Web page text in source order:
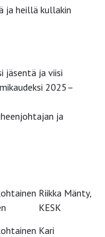
ja heillä kullakin
jäsentä ja viisi
2025–
ja
Riikka Mänty,
KESK
Kari